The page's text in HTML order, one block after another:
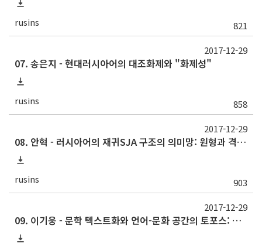
rusins 821
07. 송은지 - 현대러시아어의 대조화제와 "화제성"
rusins 858
2017-12-29
08. 안혁 - 러시아어의 재귀SJA 구조의 의미망: 원형과 격의미
rusins 903
2017-12-29
09. 이기웅 - 문학 텍스트화와 언어-문화 공간의 토포스: 러시아어 "프라브다" 토포스를 중심으로
2017-12-29